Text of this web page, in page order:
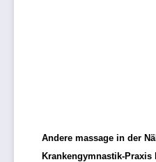
Andere massage in der
Krankengymnastik-